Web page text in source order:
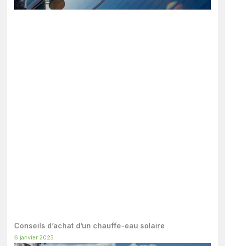
Conseils d’achat d’un chauffe-eau solaire
6 janvier 2025